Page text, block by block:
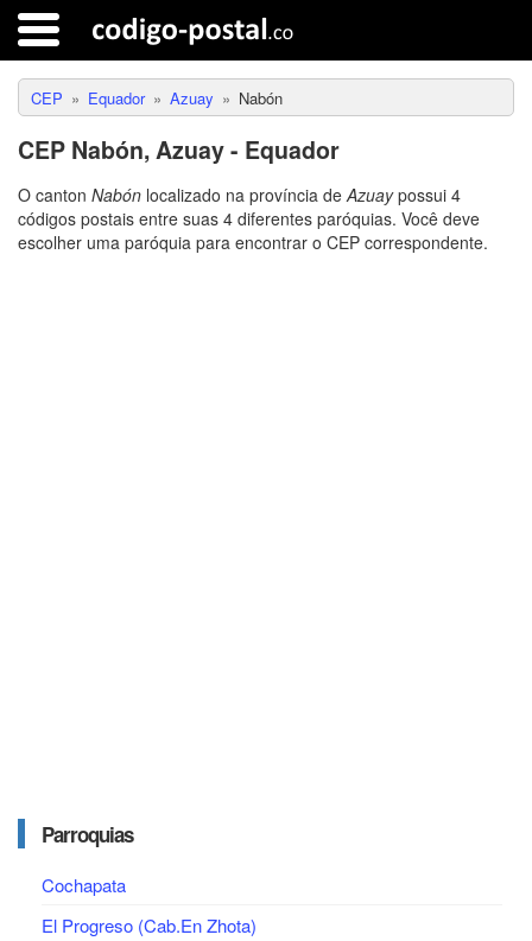
CEP Equador Azuay Nabón
CEP Nabón, Azuay - Equador
O canton Nabón localizado na província deAzuaypossui 4
códigos postais entre suas 4 diferentes paróquias. Você deve
escolher uma paróquia para encontrar o CEP correspondente.
Parroquias
Cochapata
El Progreso (Cab.En Zhota)